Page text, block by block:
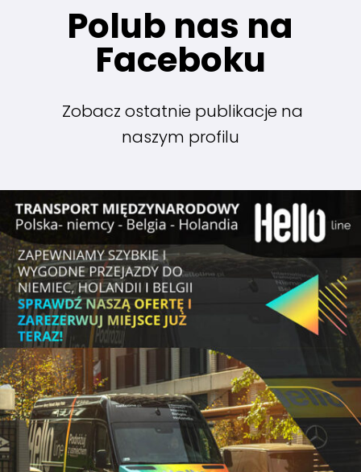
Polub nas na
Faceboku
Zobacz ostatnie publikacje na
naszym profilu